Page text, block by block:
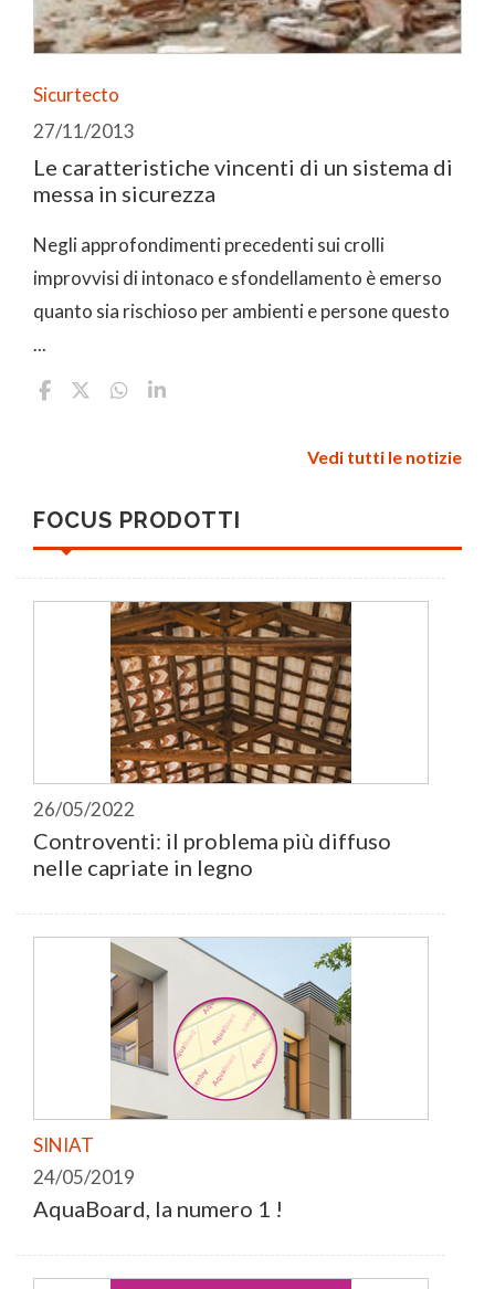
Sicurtecto
27/11/2013
Le caratteristiche vincenti di un sistema di
messa in sicurezza
Negli approfondimenti precedenti sui crolli
improvvisi di intonaco e sfondellamento è emerso
quanto sia rischioso per ambienti e persone questo
...
Vedi tutti le notizie
FOCUS PRODOTTI
26/05/2022
Controventi: il problema più diffuso
nelle capriate in legno
SINIAT
24/05/2019
AquaBoard, la numero 1 !